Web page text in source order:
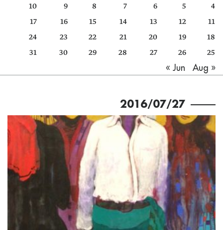
الأرشيف
4
5
6
7
8
9
10
11
12
13
14
15
16
17
18
19
20
21
22
23
24
25
26
27
28
29
30
31
« Jun
Aug »
2016/07/27